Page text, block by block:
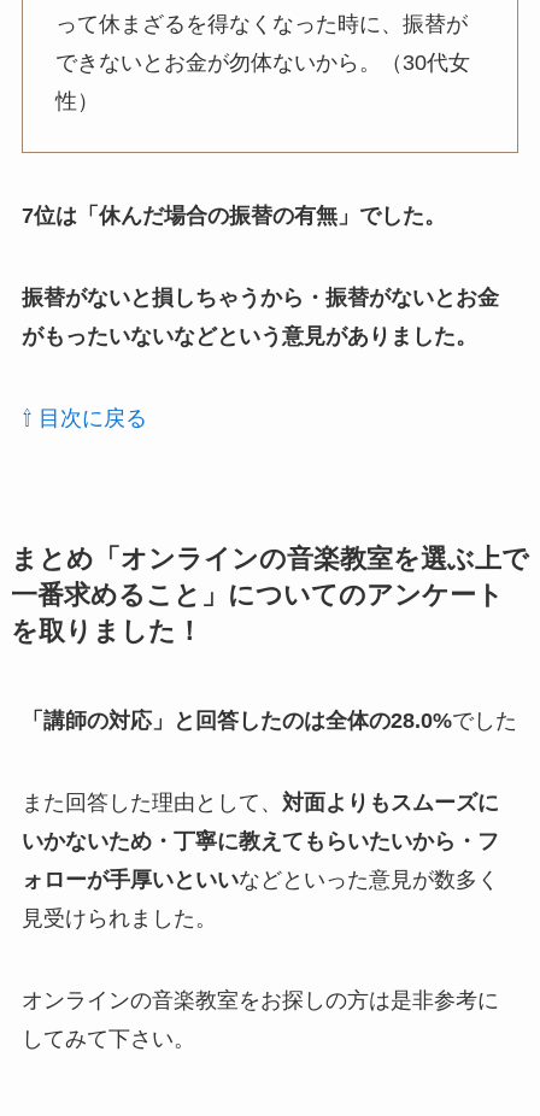
って休まざるを得なくなった時に、振替が
できないとお金が勿体ないから。（30代女
性）
7位は「休んだ場合の振替の有無」でした。
振替がないと損しちゃうから・振替がないとお金
がもったいないなどという意見がありました。
⇧ 目次に戻る
まとめ「オンラインの音楽教室を選ぶ上で
一番求めること」についてのアンケート
を取りました！
「講師の対応」と回答したのは全体の28.0%でした
また回答した理由として、 対面よりもスムーズに
いかないため・丁寧に教えてもらいたいから・フ
ォローが手厚いといいなどといった意見が数多く
見受けられました。
オンラインの音楽教室をお探しの方は是非参考に
してみて下さい。